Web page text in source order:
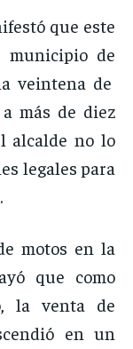
que este
municipio de
veintena de
más de diez
alcalde no lo
legales para
motos en la
que como
la venta de
en un